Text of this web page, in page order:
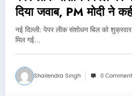
दिया जवाब, PM मोदी ने
लाने की बात
नई दिल्‍ली: पेपर लीक संशोधन बिल को
मिल गई…
Shailendra Singh 0